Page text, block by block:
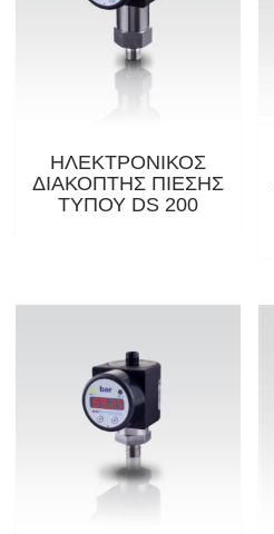
ΗΛΕΚΤΡΟΝΙΚΟΣ
ΔΙΑΚΟΠΤΗΣ ΠΙΕΣΗΣ
ΤΥΠΟΥ DS 200